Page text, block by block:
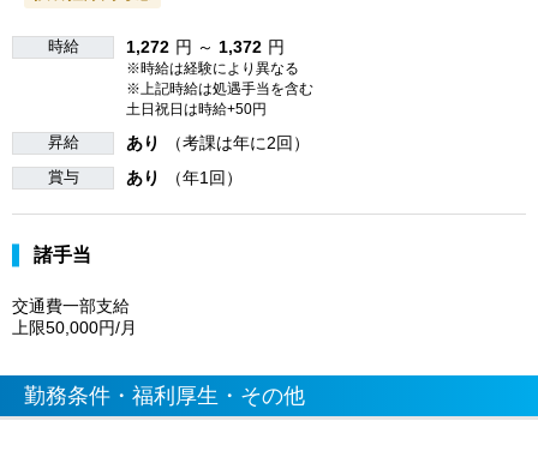
時給 1,272 円 ～ 1,372 円
※時給は経験により異なる
※上記時給は処遇手当を含む
土日祝日は時給+50円
昇給 あり （考課は年に2回）
賞与 あり （年1回）
諸手当
交通費一部支給
上限50,000円/月
勤務条件・福利厚生・その他